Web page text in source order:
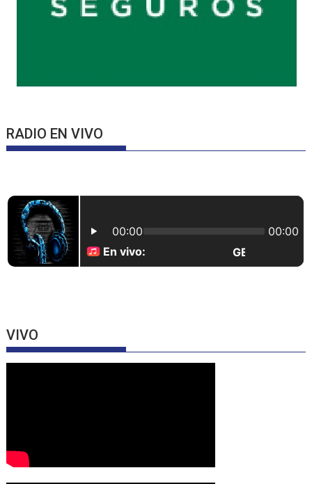
RADIO EN VIVO
VIVO